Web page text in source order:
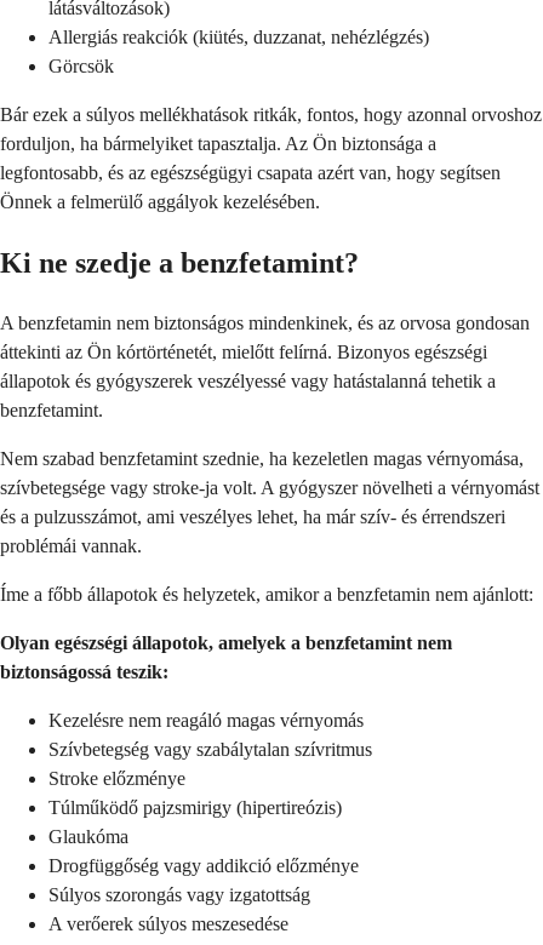
látásváltozások)
Allergiás reakciók (kiütés, duzzanat, nehézlégzés)
Görcsök
Bár ezek a súlyos mellékhatások ritkák, fontos, hogy azonnal orvoshoz
forduljon, ha bármelyiket tapasztalja. Az Ön biztonsága a
legfontosabb, és az egészségügyi csapata azért van, hogy segítsen
Önnek a felmerülő aggályok kezelésében.
Ki ne szedje a benzfetamint?
A benzfetamin nem biztonságos mindenkinek, és az orvosa gondosan
áttekinti az Ön kórtörténetét, mielőtt felírná. Bizonyos egészségi
állapotok és gyógyszerek veszélyessé vagy hatástalanná tehetik a
benzfetamint.
Nem szabad benzfetamint szednie, ha kezeletlen magas vérnyomása,
szívbetegsége vagy stroke-ja volt. A gyógyszer növelheti a vérnyomást
és a pulzusszámot, ami veszélyes lehet, ha már szív- és érrendszeri
problémái vannak.
Íme a főbb állapotok és helyzetek, amikor a benzfetamin nem ajánlott:
Olyan egészségi állapotok, amelyek a benzfetamint nem
biztonságossá teszik:
Kezelésre nem reagáló magas vérnyomás
Szívbetegség vagy szabálytalan szívritmus
Stroke előzménye
Túlműködő pajzsmirigy (hipertireózis)
Glaukóma
Drogfüggőség vagy addikció előzménye
Súlyos szorongás vagy izgatottság
A verőerek súlyos meszesedése